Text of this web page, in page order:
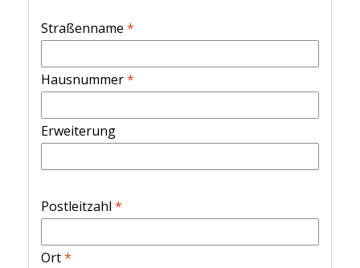
Straßenname *
Hausnummer*
Erweiterung
Postleitzahl *
Ort*